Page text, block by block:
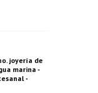
joyería de
marina -
-